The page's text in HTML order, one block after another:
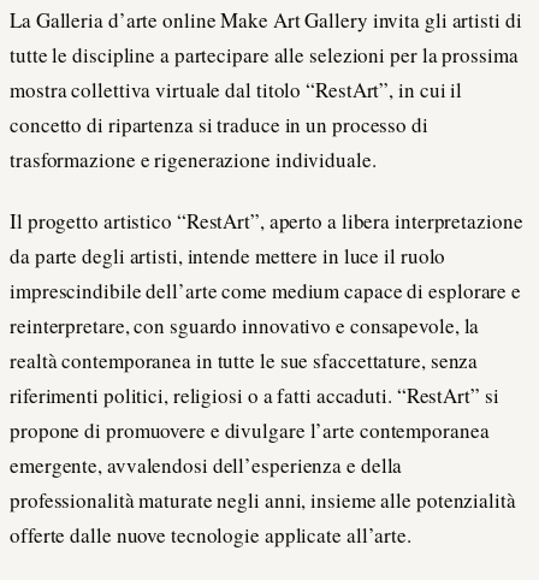
La Galleria d’arte online Make Art Gallery invita gli artisti di
tutte le discipline a partecipare alle selezioni per la prossima
mostra collettiva virtuale dal titolo “RestArt”, in cui il
concetto di ripartenza si traduce in un processo di
trasformazione e rigenerazione individuale.
Il progetto artistico “RestArt”, aperto a libera interpretazione
da parte degli artisti, intende mettere in luce il ruolo
imprescindibile dell’arte come medium capace di esplorare e
reinterpretare, con sguardo innovativo e consapevole, la
realtà contemporanea in tutte le sue sfaccettature, senza
riferimenti politici, religiosi o a fatti accaduti. “RestArt” si
propone di promuovere e divulgare l’arte contemporanea
emergente, avvalendosi dell’esperienza e della
professionalità maturate negli anni, insieme alle potenzialità
offerte dalle nuove tecnologie applicate all’arte.